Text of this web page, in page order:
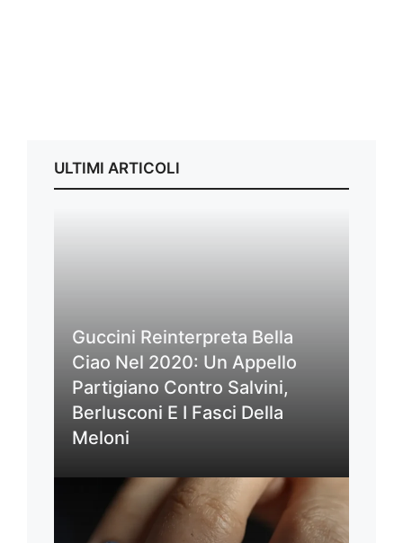
ULTIMI ARTICOLI
Guccini Reinterpreta Bella
Ciao Nel 2020: Un Appello
Partigiano Contro Salvini,
Berlusconi E I Fasci Della
Meloni